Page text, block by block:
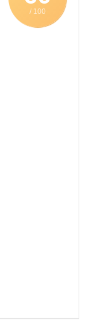
/ 100